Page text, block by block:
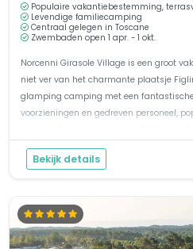
Populaire vakantiebestemming,
Levendige familiecamping
Centraal gelegen in Toscane
Zwembaden open 1 apr. - 1 okt.
Norcenni Girasole Village is een groot
niet ver van het charmante plaatsje
glamping camping met een
voorzieningen en gedreven personeel,
comp...
Bekijk details